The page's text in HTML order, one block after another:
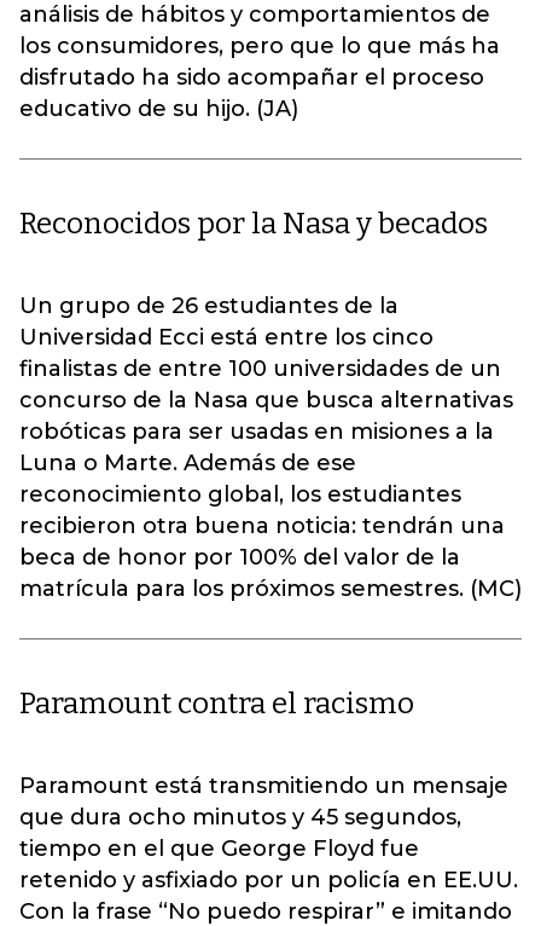
análisis de hábitos y comportamientos de
los consumidores, pero que lo que más ha
disfrutado ha sido acompañar el proceso
educativo de su hijo. (JA)
Reconocidos por la Nasa y becados
Un grupo de 26 estudiantes de la
Universidad Ecci está entre los cinco
finalistas de entre 100 universidades de un
concurso de la Nasa que busca alternativas
robóticas para ser usadas en misiones a la
Luna o Marte. Además de ese
reconocimiento global, los estudiantes
recibieron otra buena noticia: tendrán una
beca de honor por 100% del valor de la
matrícula para los próximos semestres. (MC)
Paramount contra el racismo
Paramount está transmitiendo un mensaje
que dura ocho minutos y 45 segundos,
tiempo en el que George Floyd fue
retenido y asfixiado por un policía en EE.UU.
Con la frase “No puedo respirar” e imitando